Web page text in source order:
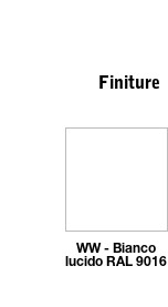
Finiture
WW - Bianco
lucido RAL 9016